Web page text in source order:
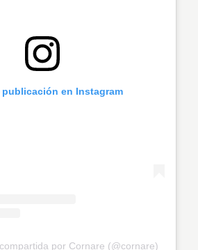
publicación en Instagram
por Cornare (@cornare)